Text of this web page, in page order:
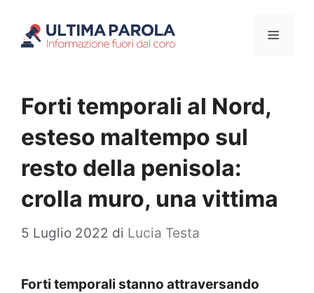
Menu
Forti temporali al Nord,
esteso maltempo sul
resto della penisola:
crolla muro, una vittima
5 Luglio 2022 di Lucia Testa
Forti temporali stanno attraversando